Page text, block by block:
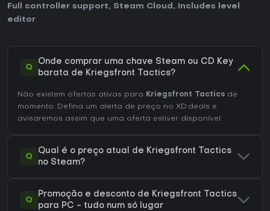
Full controller support, Steam Cloud ,
Includes level
editor.
Q
Onde comprar uma chave Steam ou CD Key
barata de Kriegsfront Tactics?
Não existem ofertas ativas para Kriegsfront Tactics de
momento. Defina um alerta de preço no XD.deals e
avisaremos assim que uma oferta estiver disponível.
Q
Qual é o preço atual de Kriegsfront Tactics
no Steam?
Q
Promoção e desconto de Kriegsfront Tactics
para PC - tudo num só lugar